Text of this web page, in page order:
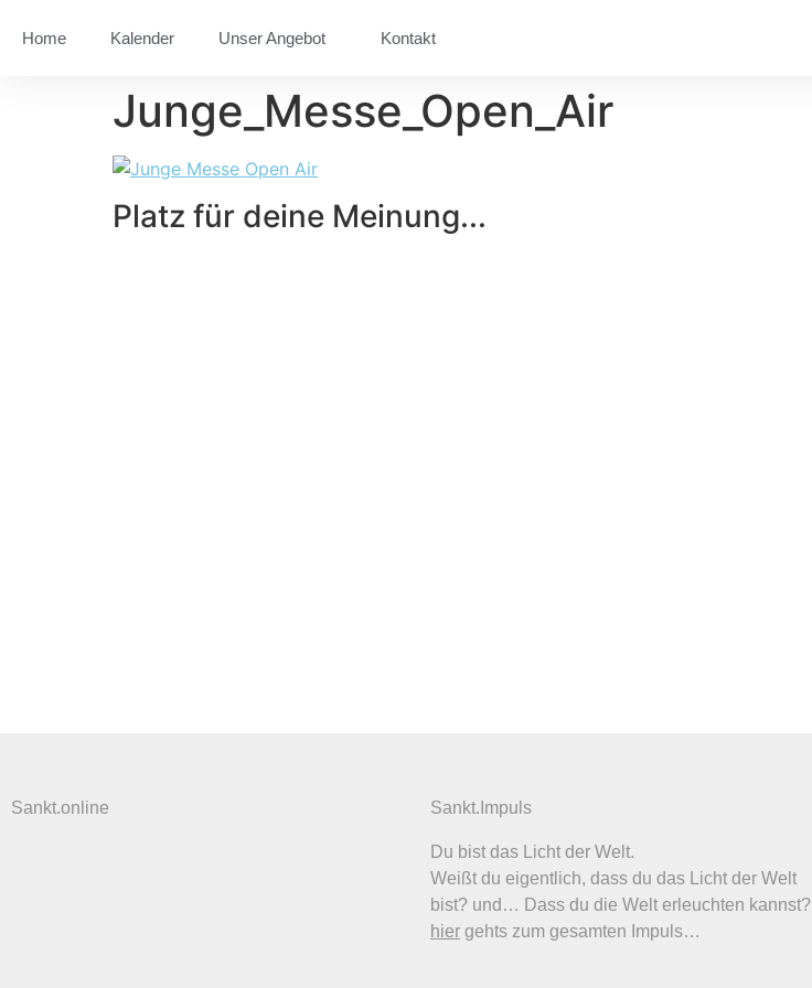
Home Kalender Unser Angebot Kontakt
Junge_Messe_Open_Air
Platz für deine Meinung...
Sankt.online Sankt.Impuls
Du bist das Licht der Welt.
Weißt du eigentlich, dass du das Licht der Welt
bist? und… Dass du die Welt erleuchten kannst?
hiergehts zum gesamten Impuls…